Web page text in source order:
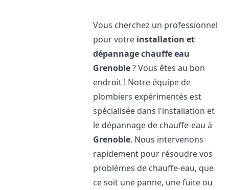
Vous cherchez un professionnel
pour votre installation et
dépannage chauffe eau
Grenoble? Vous êtes au bon
endroit ! Notre équipe de
plombiers expérimentés est
spécialisée dans l'installation et
le dépannage de chauffe-eau à
Grenoble. Nous intervenons
rapidement pour résoudre vos
problèmes de chauffe-eau, que
ce soit une panne, une fuite ou